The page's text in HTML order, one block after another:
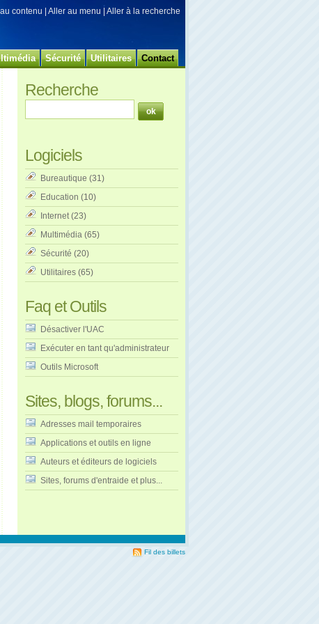
contenu Aller au menu Aller à la recherche
Sécurité Utilitaires Contact
Recherche
Logiciels
Bureautique (31)
Education (10)
Internet(23)
Multimédia (65)
Sécurité (20)
Utilitaires (65)
Faq et Outils
Désactiver l'UAC
Exécuter en tant qu'administrateur
Outils Microsoft
Sites, blogs, forums...
Adresses mail temporaires
Applications et outils en ligne
Auteurs et éditeurs de logiciels
Sites, forums d'entraide et plus...
Fil des billets